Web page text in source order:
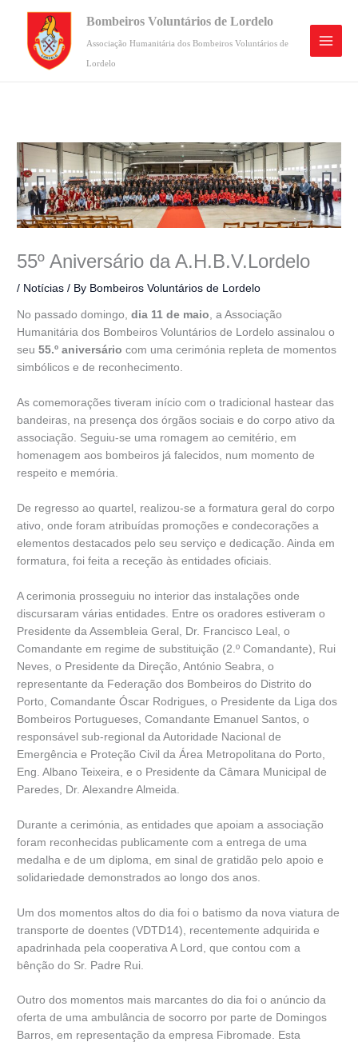
content
Bombeiros Voluntários de Lordelo
Associação Humanitária dos Bombeiros Voluntários de
Lordelo
55º Aniversário da A.H.B.V.Lordelo
/ Notícias / By Bombeiros Voluntários de Lordelo
No passado domingo,dia 11 de maio, a Associação
Humanitária dos Bombeiros Voluntários de Lordelo assinalou o
seu 55.º aniversário com uma cerimónia repleta de momentos
simbólicos e de reconhecimento.
As comemorações tiveram início com o tradicional hastear das
bandeiras, na presença dos órgãos sociais e do corpo ativo da
associação. Seguiu-se uma romagem ao cemitério, em
homenagem aos bombeiros já falecidos, num momento de
respeito e memória.
De regresso ao quartel, realizou-se a formatura geral do corpo
ativo, onde foram atribuídas promoções e condecorações a
elementos destacados pelo seu serviço e dedicação. Ainda em
formatura, foi feita a receção às entidades oficiais.
A cerimonia prosseguiu no interior das instalações onde
discursaram várias entidades. Entre os oradores estiveram o
Presidente da Assembleia Geral, Dr. Francisco Leal, o
Comandante em regime de substituição (2.º Comandante), Rui
Neves, o Presidente da Direção, António Seabra, o
representante da Federação dos Bombeiros do Distrito do
Porto, Comandante Óscar Rodrigues, o Presidente da Liga dos
Bombeiros Portugueses, Comandante Emanuel Santos, o
responsável sub-regional da Autoridade Nacional de
Emergência e Proteção Civil da Área Metropolitana do Porto,
Eng. Albano Teixeira, e o Presidente da Câmara Municipal de
Paredes, Dr. Alexandre Almeida.
Durante a cerimónia, as entidades que apoiam a associação
foram reconhecidas publicamente com a entrega de uma
medalha e de um diploma, em sinal de gratidão pelo apoio e
solidariedade demonstrados ao longo dos anos.
Um dos momentos altos do dia foi o batismo da nova viatura de
transporte de doentes (VDTD14), recentemente adquirida e
apadrinhada pela cooperativa A Lord, que contou com a
bênção do Sr. Padre Rui.
Outro dos momentos mais marcantes do dia foi o anúncio da
oferta de uma ambulância de socorro por parte de Domingos
Barros, em representação da empresa Fibromade. Esta